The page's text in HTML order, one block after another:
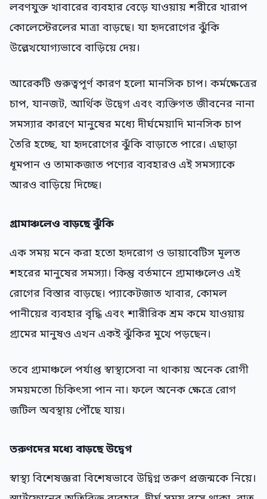
লবণযুক্ত খাবারের ব্যবহার বেড়ে যাওয়ায় শরীরে খারাপ
কোলেস্টেরলের মাত্রা বাড়ছে। যা হৃদরোগের ঝুঁকি
উল্লেখযোগ্যভাবে বাড়িয়ে দেয়।
আরেকটি গুরুত্বপূর্ণ কারণ হলো মানসিক চাপ। কর্মক্ষেত্রের
চাপ, যানজট, আর্থিক উদ্বেগ এবং ব্যক্তিগত জীবনের নানা
সমস্যার কারণে মানুষের মধ্যে দীর্ঘমেয়াদি মানসিক চাপ
তৈরি হচ্ছে, যা হৃদরোগের ঝুঁকি বাড়াতে পারে। এছাড়া
ধূমপান ও তামাকজাত পণ্যের ব্যবহারও এই সমস্যাকে
আরও বাড়িয়ে দিচ্ছে।
গ্রামাঞ্চলেও বাড়ছে ঝুঁকি
এক সময় মনে করা হতো হৃদরোগ ও ডায়াবেটিস মূলত
শহরের মানুষের সমস্যা। কিন্তু বর্তমানে গ্রামাঞ্চলেও এই
রোগের বিস্তার বাড়ছে। প্যাকেটজাত খাবার, কোমল
পানীয়ের ব্যবহার বৃদ্ধি এবং শারীরিক শ্রম কমে যাওয়ায়
গ্রামের মানুষও এখন একই ঝুঁকির মুখে পড়ছেন।
তবে গ্রামাঞ্চলে পর্যাপ্ত স্বাস্থ্যসেবা না থাকায় অনেক রোগী
সময়মতো চিকিৎসা পান না। ফলে অনেক ক্ষেত্রে রোগ
জটিল অবস্থায় পৌঁছে যায়।
তরুণদের মধ্যে বাড়ছে উদ্বেগ
স্বাস্থ্য বিশেষজ্ঞরা বিশেষভাবে উদ্বিগ্ন তরুণ প্রজন্মকে নিয়ে।